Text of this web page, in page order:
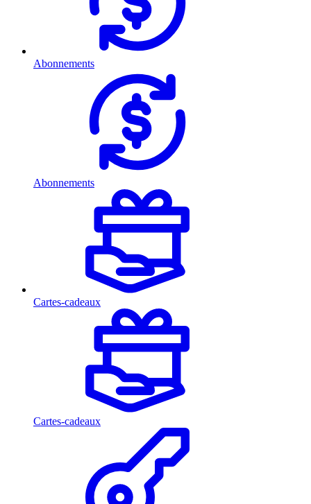
Abonnements
Abonnements
Cartes-cadeaux
Cartes-cadeaux